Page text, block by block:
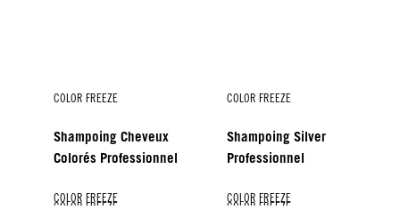
COLOR FREEZE
Shampoing Cheveux
Colorés Professionnel
COLOR FREEZE
Shampoing Silver
Professionnel
COLOR FREEZE COLOR FREEZE
COLOR FREEZE COLOR FREEZE